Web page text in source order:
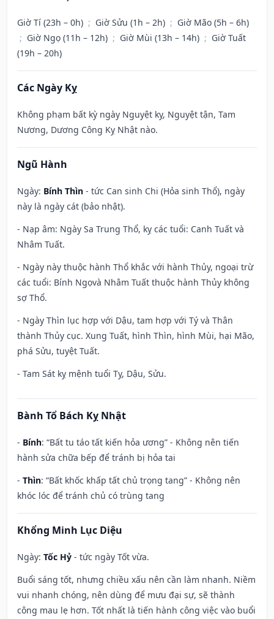
Giờ Tí (23h – 0h) ; Giờ Sửu (1h – 2h) ; Giờ Mão (5h – 6h)
; Giờ Ngọ (11h – 12h) ; Giờ Mùi (13h – 14h) ; Giờ Tuất
(19h – 20h)
Các Ngày Kỵ
Không phạm bất kỳ ngày Nguyệt kỵ, Nguyệt tận, Tam
Nương, Dương Công Kỵ Nhật nào.
Ngũ Hành
Ngày: Bính Thìn - tức Can sinh Chi (Hỏa sinh Thổ), ngày
này là ngày cát (bảo nhật).
- Nạp âm: Ngày Sa Trung Thổ, kỵ các tuổi: Canh Tuất và
Nhâm Tuất.
- Ngày này thuộc hành Thổ khắc với hành Thủy, ngoại trừ
các tuổi: Bính Ngọvà Nhâm Tuất thuộc hành Thủy không
sợ Thổ.
- Ngày Thìn lục hợp với Dậu, tam hợp với Tý và Thân
thành Thủy cục. Xung Tuất, hình Thìn, hình Mùi, hại Mão,
phá Sửu, tuyệt Tuất.
- Tam Sát kỵ mệnh tuổi Tỵ, Dậu, Sửu.
Bành Tổ Bách Kỵ Nhật
- Bính: “Bất tu táo tất kiến hỏa ương” - Không nên tiến
hành sửa chữa bếp để tránh bị hỏa tai
- Thìn: “Bất khốc khấp tất chủ trọng tang” - Không nên
khóc lóc để tránh chủ có trùng tang
Khổng Minh Lục Diệu
Ngày: Tốc Hỷ - tức ngày Tốt vừa.
Buổi sáng tốt, nhưng chiều xấu nên cần làm nhanh. Niềm
vui nhanh chóng, nên dùng để mưu đại sự, sẽ thành
công mau lẹ hơn. Tốt nhất là tiến hành công việc vào buổi